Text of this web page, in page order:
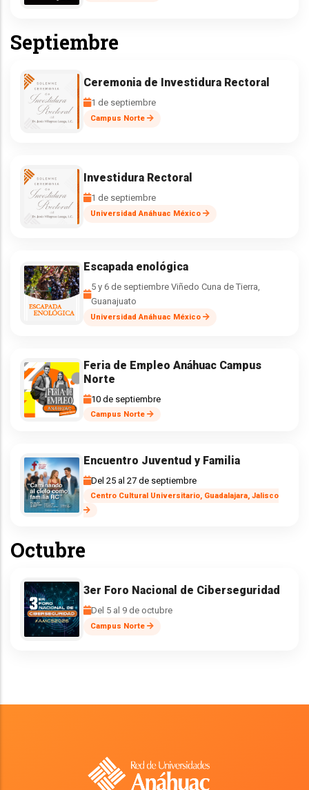
Septiembre
Ceremonia de Investidura Rectoral
1 de septiembre
Campus Norte
Investidura Rectoral
1 de septiembre
Universidad Anáhuac México
Escapada enológica
5 y 6 de septiembre Viñedo Cuna de Tierra,
Guanajuato
Universidad Anáhuac México
Feria de Empleo Anáhuac Campus
Norte
10 de septiembre
Campus Norte
Encuentro Juventud y Familia
Del 25 al 27 de septiembre
Centro Cultural Universitario, Guadalajara, Jalisco
Octubre
3er Foro Nacional de Ciberseguridad
Del 5 al 9 de octubre
Campus Norte